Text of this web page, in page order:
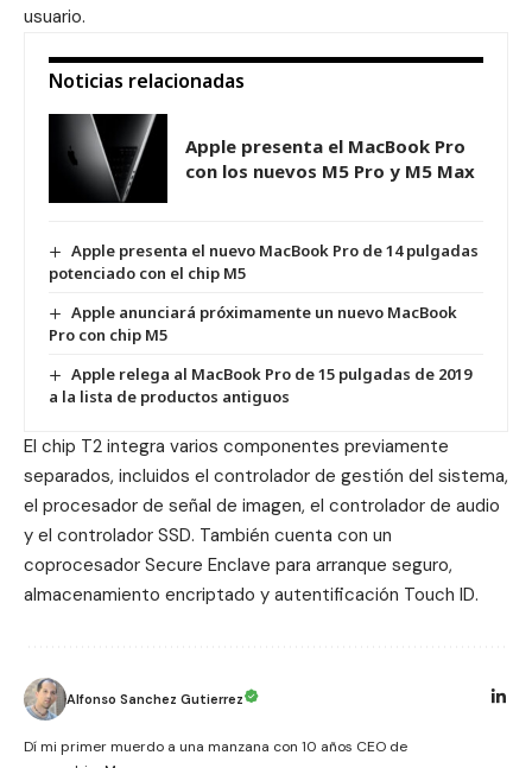
usuario.
Noticias relacionadas
Apple presenta el MacBook Pro
con los nuevos M5 Pro y M5 Max
Apple presenta el nuevo MacBook Pro de 14 pulgadas
potenciado con el chip M5
Apple anunciará próximamente un nuevo MacBook
Pro con chip M5
Apple relega al MacBook Pro de 15 pulgadas de 2019
a la lista de productos antiguos
El chip T2 integra varios componentes previamente
separados, incluidos el controlador de gestión del sistema,
el procesador de señal de imagen, el controlador de audio
y el controlador SSD. También cuenta con un
coprocesador Secure Enclave para arranque seguro,
almacenamiento encriptado y autentificación Touch ID.
Alfonso Sanchez Gutierrez
Dí mi primer muerdo a una manzana con 10 años CEO de